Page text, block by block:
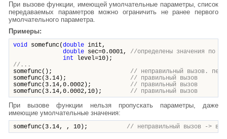
При вызове функции, имеющей умолчательные параметры, список
передаваемых параметров можно ограничить не ранее первого
умолчательного параметра.
Примеры:
void somefunc(double init,
double sec=0.0001, //определены значения по
int level=10);
//...
somefunc(); // неправильный вызов.
somefunc(3.14); // правильный вызов
somefunc(3.14,0.0002); // правильный вызов
somefunc(3.14,0.0002,10); // правильный вызов
При вызове функции нельзя пропускать параметры, даже
имеющие умолчательные значения:
somefunc(3.14, , 10); // неправильный вызов ->